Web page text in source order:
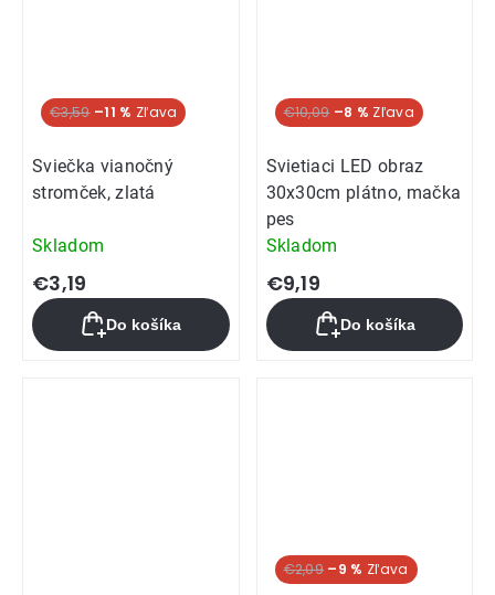
€3,59 –11 %
Sviečka vianočný
stromček, zlatá
Skladom
€3,19
Do košíka
€10,09 –8 %
Svietiaci LED obraz
30x30cm plátno, mačka
pes
Skladom
€9,19
Do košíka
€2,09 –9 %